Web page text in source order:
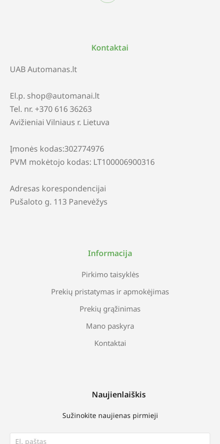
Kontaktai
UAB Automanas.lt
El.p. shop@automanai.lt
Tel. nr. +370 616 36263
Avižieniai Vilniaus r. Lietuva
Įmonės kodas:302774976
PVM mokėtojo kodas: LT100006900316
Adresas korespondencijai
Pušaloto g. 113 Panevėžys
Informacija
Pirkimo taisyklės
Prekių pristatymas ir apmokėjimas
Prekių grąžinimas
Mano paskyra
Kontaktai
Naujienlaiškis
Sužinokite naujienas pirmieji